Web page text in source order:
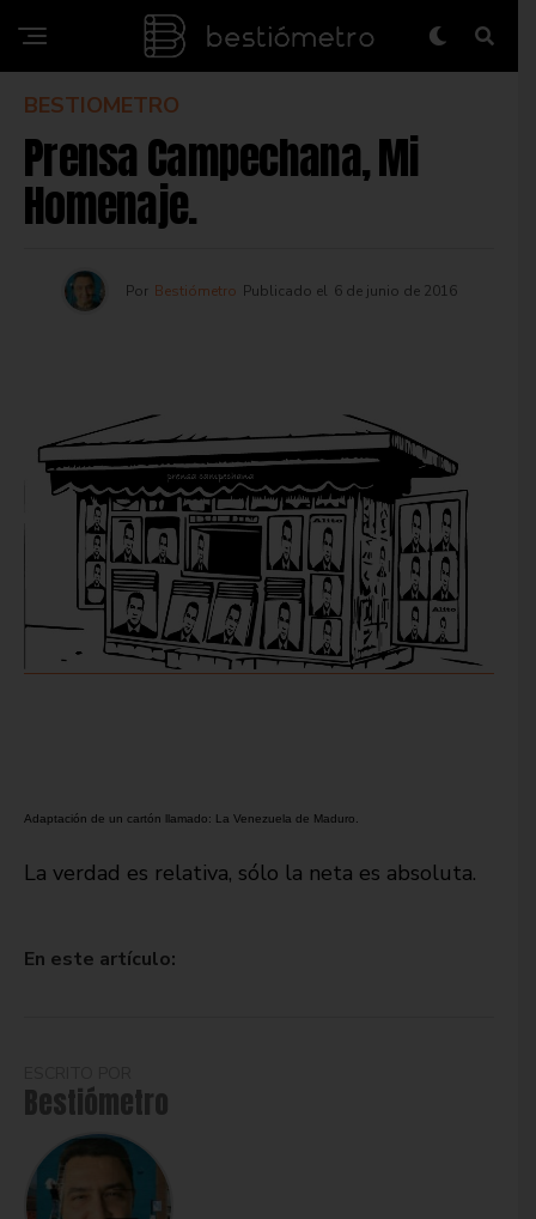
BESTIOMETRO
Prensa Campechana, Mi
Homenaje.
Por Bestiómetro Publicado el 6 de junio de 2016
Adaptación de un cartón llamado: La Venezuela de Maduro.
La verdad es relativa, sólo la neta es absoluta.
En este artículo:
Bestiómetro